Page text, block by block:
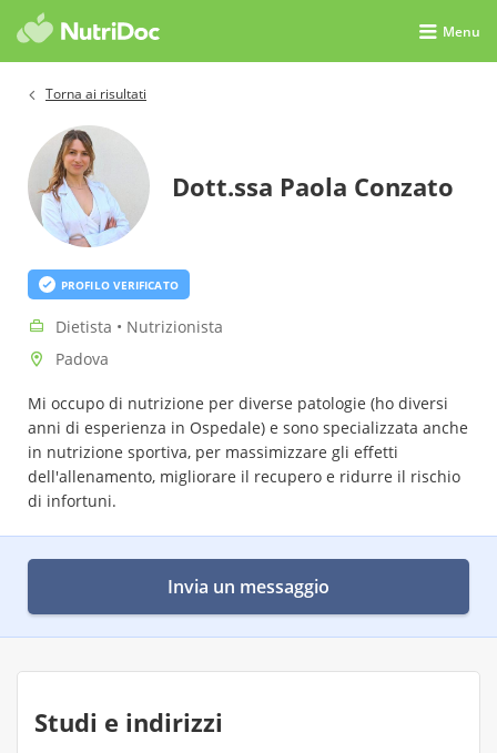
Menu
Torna ai risultati
Dott.ssa Paola Conzato
PROFILO VERIFICATO
Dietista • Nutrizionista
Padova
Mi occupo di nutrizione per diverse patologie (ho diversi
anni di esperienza in Ospedale) e sono specializzata anche
in nutrizione sportiva, per massimizzare gli effetti
dell'allenamento, migliorare il recupero e ridurre il rischio
di infortuni.
Invia un messaggio
Studi e indirizzi